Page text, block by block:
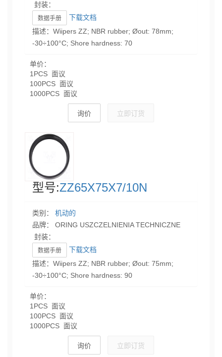
封装：
数据手册
下载文档
描述：Wiipers ZZ; NBR rubber; Øout: 78mm;
-30÷100°C; Shore hardness: 70
单价：
1PCS 面议
100PCS 面议
1000PCS 面议
询价 立即订货
型号:ZZ65X75X7/10N
类别： 机动的
品牌： ORING USZCZELNIENIA TECHNICZNE
封装：
数据手册
下载文档
描述：Wiipers ZZ; NBR rubber; Øout: 75mm;
-30÷100°C; Shore hardness: 90
单价：
1PCS 面议
100PCS 面议
1000PCS 面议
询价 立即订货